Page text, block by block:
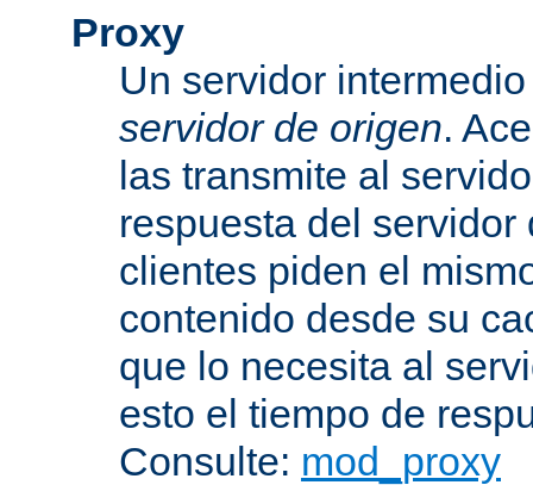
Proxy
Un servidor
servidor de origen.
las transmite al
respuesta del
clientes piden el
contenido desde su
que lo necesita al
esto el tiempo de
Consulte: mod_proxy